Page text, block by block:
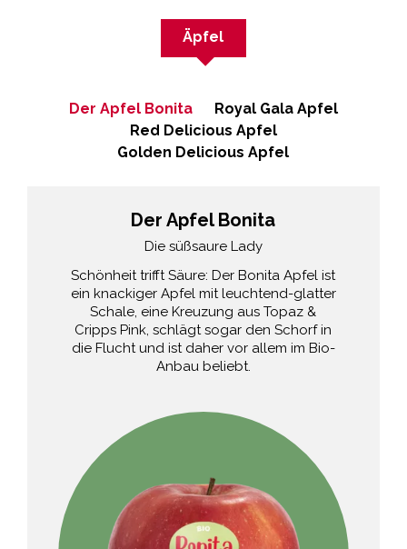
Der Apfel Bonita
Die süßsaure Lady
Schönheit trifft Säure: Der Bonita Apfel ist
ein knackiger Apfel mit leuchtend-glatter
Schale, eine Kreuzung aus Topaz &
Cripps Pink, schlägt sogar den Schorf in
die Flucht und ist daher vor allem im Bio-
Anbau beliebt.
Der Apfel Bonita
Royal Gala Apfel
Red Delicious Apfel
Golden Delicious Apfel
Äpfel